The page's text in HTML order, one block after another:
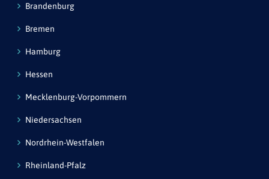
Brandenburg
Bremen
Hamburg
Hessen
Mecklenburg-Vorpommern
Niedersachsen
Nordrhein-Westfalen
Rheinland-Pfalz